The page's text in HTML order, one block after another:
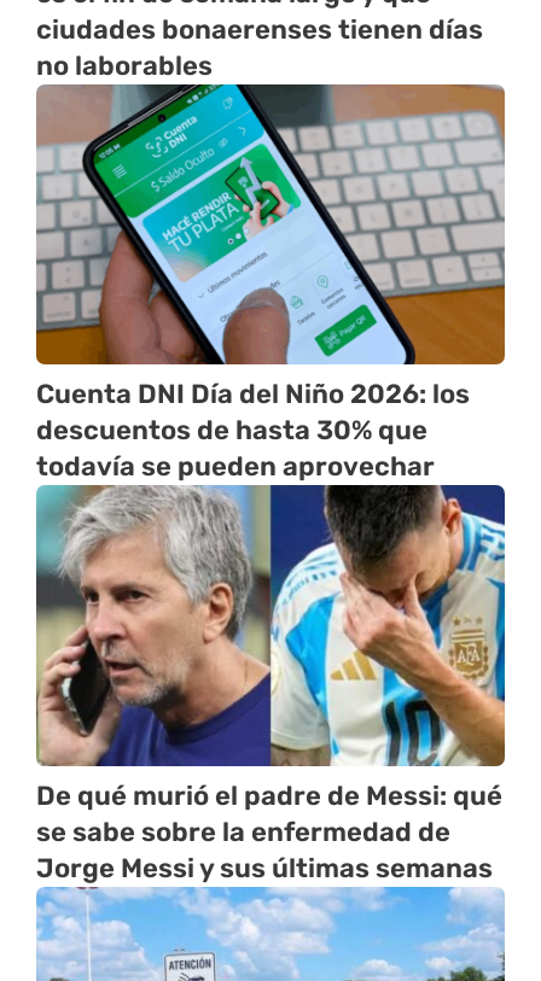
ciudades bonaerenses tienen días
no laborables
Cuenta DNI Día del Niño 2026: los
descuentos de hasta 30% que
todavía se pueden aprovechar
De qué murió el padre de Messi: qué
se sabe sobre la enfermedad de
Jorge Messi y sus últimas semanas